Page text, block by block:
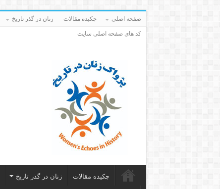
صفحه اصلی چکیده مقالات زنان در گذر تاریخ
کد های صفحه اصلی سایت
چکیده مقالات زنان در گذر تاریخ